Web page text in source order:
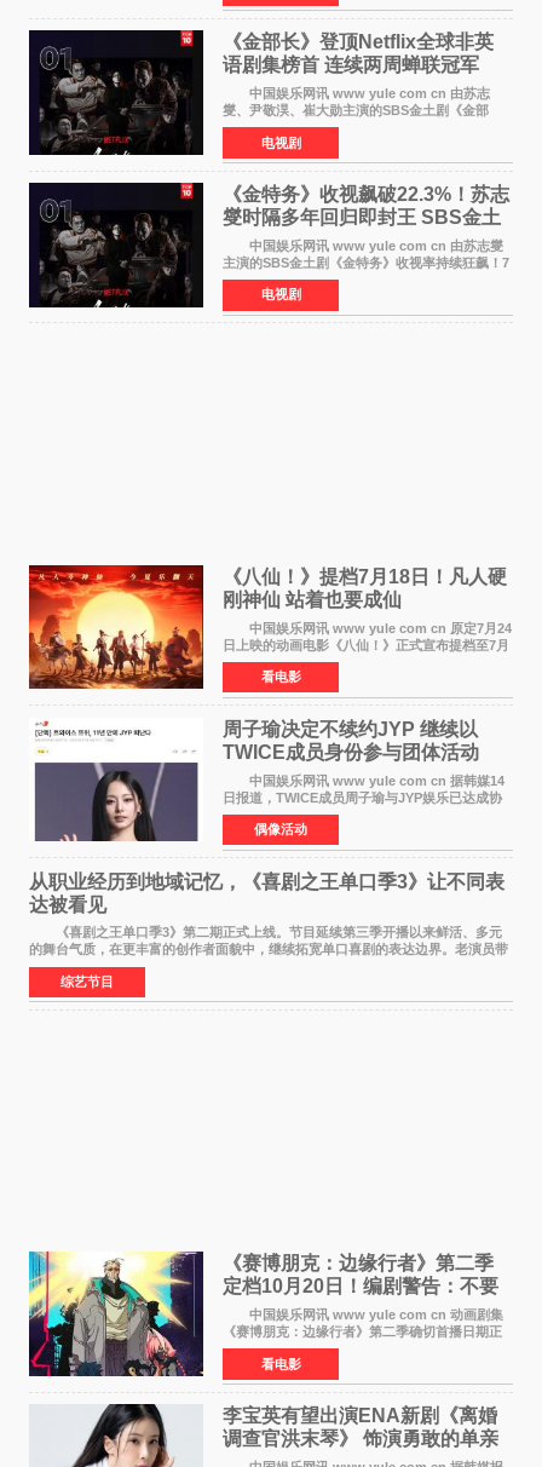
着完成的作品前去
《金部长》登顶Netflix全球非英
语剧集榜首 连续两周蝉联冠军
中国娱乐网讯 www yule com cn 由苏志
燮、尹敬淏、崔大勋主演的SBS金土剧《金部
长》持续席卷全球，收获海内外观众热烈反
响。 15日，据Netflix官方排行榜网站Tudum
公布的数据，SBS金土剧《
电视剧
《金特务》收视飙破22.3%！苏志
燮时隔多年回归即封王 SBS金土
剧新纪录诞生
中国娱乐网讯 www yule com cn 由苏志燮
主演的SBS金土剧《金特务》收视率持续狂飙！7
月11日播出的第6集全国平均收视率高达22 3%，
瞬间最高更冲上26 4%，不仅再度刷新自身纪
录，更稳坐同时段
电视剧
《八仙！》提档7月18日！凡人硬
刚神仙 站着也要成仙
中国娱乐网讯 www yule com cn 原定7月24
日上映的动画电影《八仙！》正式宣布提档至7月
18日。这部国风动画大片将八仙过海，各显神通
这句刻在国人DNA里的俗语玩出了新花样——影
片讲述凡人
看电影
周子瑜决定不续约JYP 继续以
TWICE成员身份参与团体活动
中国娱乐网讯 www yule com cn 据韩媒14
日报道，TWICE成员周子瑜与JYP娱乐已达成协
议，不再续签个人专属合约，但她将继续参与
TWICE的完整团体活动。 周子瑜于2015年通
过生存节目《SIXTE
偶像活动
从职业经历到地域记忆，《喜剧之王单口季3》让不同表
达被看见
《喜剧之王单口季3》第二期正式上线。节目延续第三季开播以来鲜活、多元
的舞台气质，在更丰富的创作者面貌中，继续拓宽单口喜剧的表达边界。老演员带
着更加成熟的文本与舞台掌控回归，新面孔则
综艺节目
《赛博朋克：边缘行者》第二季
定档10月20日！编剧警告：不要
对角色投入太深
中国娱乐网讯 www yule com cn 动画剧集
《赛博朋克：边缘行者》第二季确切首播日期正
式敲定——将于10月20日在Netflix全球上线。此
前，Netflix韩国官方账号曾短暂出现这一日期信
息，随后迅
看电影
李宝英有望出演ENA新剧《离婚
调查官洪末琴》 饰演勇敢的单亲
妈妈家事调查官